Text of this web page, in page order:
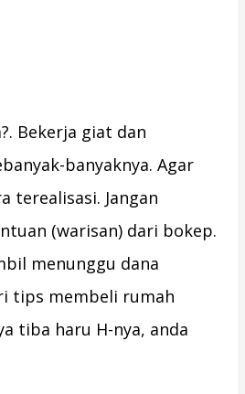
Bekerja giat dan
banyaknya. Agar
terealisasi. Jangan
(warisan) dari bokep.
menunggu dana
tips membeli rumah
tiba haru H-nya, anda